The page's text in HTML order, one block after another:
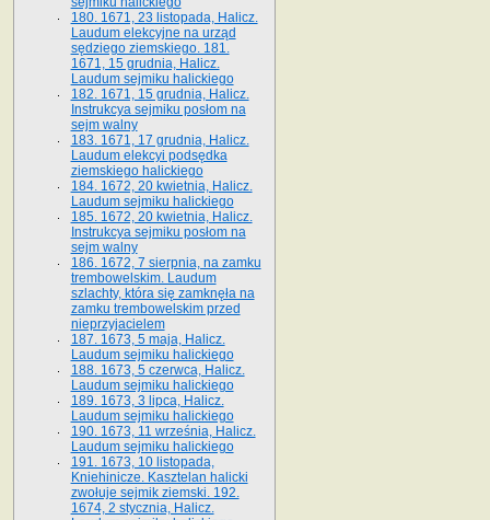
180. 1671, 23 listopada, Halicz.
Laudum elekcyjne na urząd
sędziego ziemskiego. 181.
1671, 15 grudnia, Halicz.
Laudum sejmiku halickiego
182. 1671, 15 grudnia, Halicz.
Instrukcya sejmiku posłom na
sejm walny
183. 1671, 17 grudnia, Halicz.
Laudum elekcyi podsędka
ziemskiego halickiego
184. 1672, 20 kwietnia, Halicz.
Laudum sejmiku halickiego
185. 1672, 20 kwietnia, Halicz.
Instrukcya sejmiku posłom na
sejm walny
186. 1672, 7 sierpnia, na zamku
trembowelskim. Laudum
szlachty, która się zamknęła na
zamku trembowelskim przed
nieprzyjacielem
187. 1673, 5 maja, Halicz.
Laudum sejmiku halickiego
188. 1673, 5 czerwca, Halicz.
Laudum sejmiku halickiego
189. 1673, 3 lipca, Halicz.
Laudum sejmiku halickiego
190. 1673, 11 września, Halicz.
Laudum sejmiku halickiego
191. 1673, 10 listopada,
Kniehinicze. Kasztelan halicki
zwołuje sejmik ziemski. 192.
1674, 2 stycznia, Halicz.